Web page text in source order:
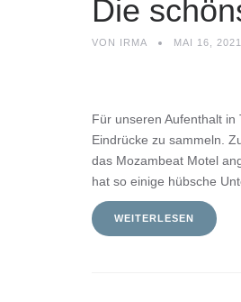
Die
VON IRMA MAI 16, 2021
Für unseren Aufenthalt
Eindrücke zu sammeln.
das Mozambeat Motel
hat so einige hübsche
WEITERLESEN